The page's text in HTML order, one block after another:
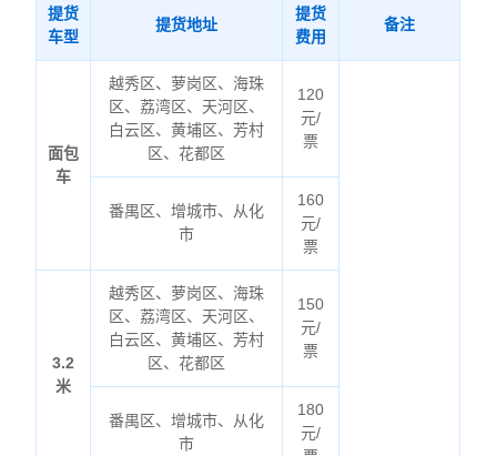
提货
车型
提货地址
提货
费用
备注
面包
车
越秀区、萝岗区、海珠
区、荔湾区、天河区、
白云区、黄埔区、芳村
区、花都区
120
元/
票
番禺区、增城市、从化
市
160
元/
票
3.2
米
越秀区、萝岗区、海珠
区、荔湾区、天河区、
白云区、黄埔区、芳村
区、花都区
150
元/
票
番禺区、增城市、从化
市
180
元/